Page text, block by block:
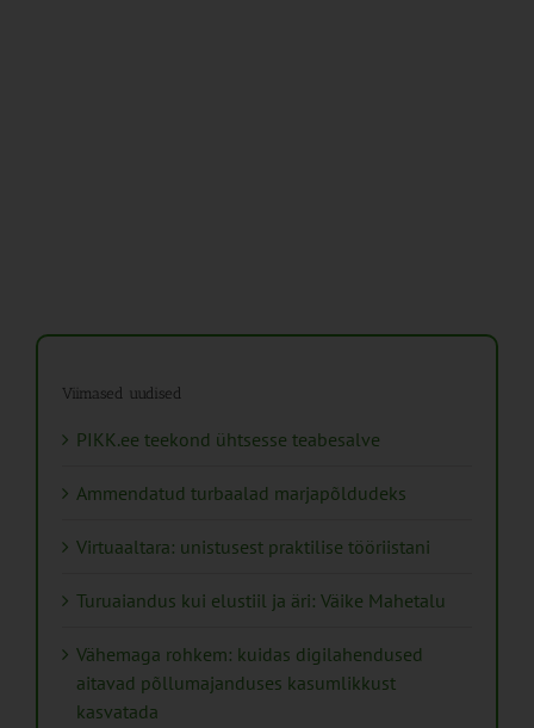
Viimased uudised
PIKK.ee teekond ühtsesse teabesalve
Ammendatud turbaalad marjapõldudeks
Virtuaaltara: unistusest praktilise tööriistani
Turuaiandus kui elustiil ja äri: Väike Mahetalu
Vähemaga rohkem: kuidas digilahendused
aitavad põllumajanduses kasumlikkust
kasvatada